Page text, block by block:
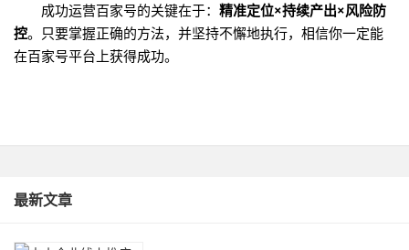
成功运营百家号的关键在于： 精准定位×持续产出×风险防
控。只要掌握正确的方法，并坚持不懈地执行，相信你一定能
在百家号平台上获得成功。
最新文章